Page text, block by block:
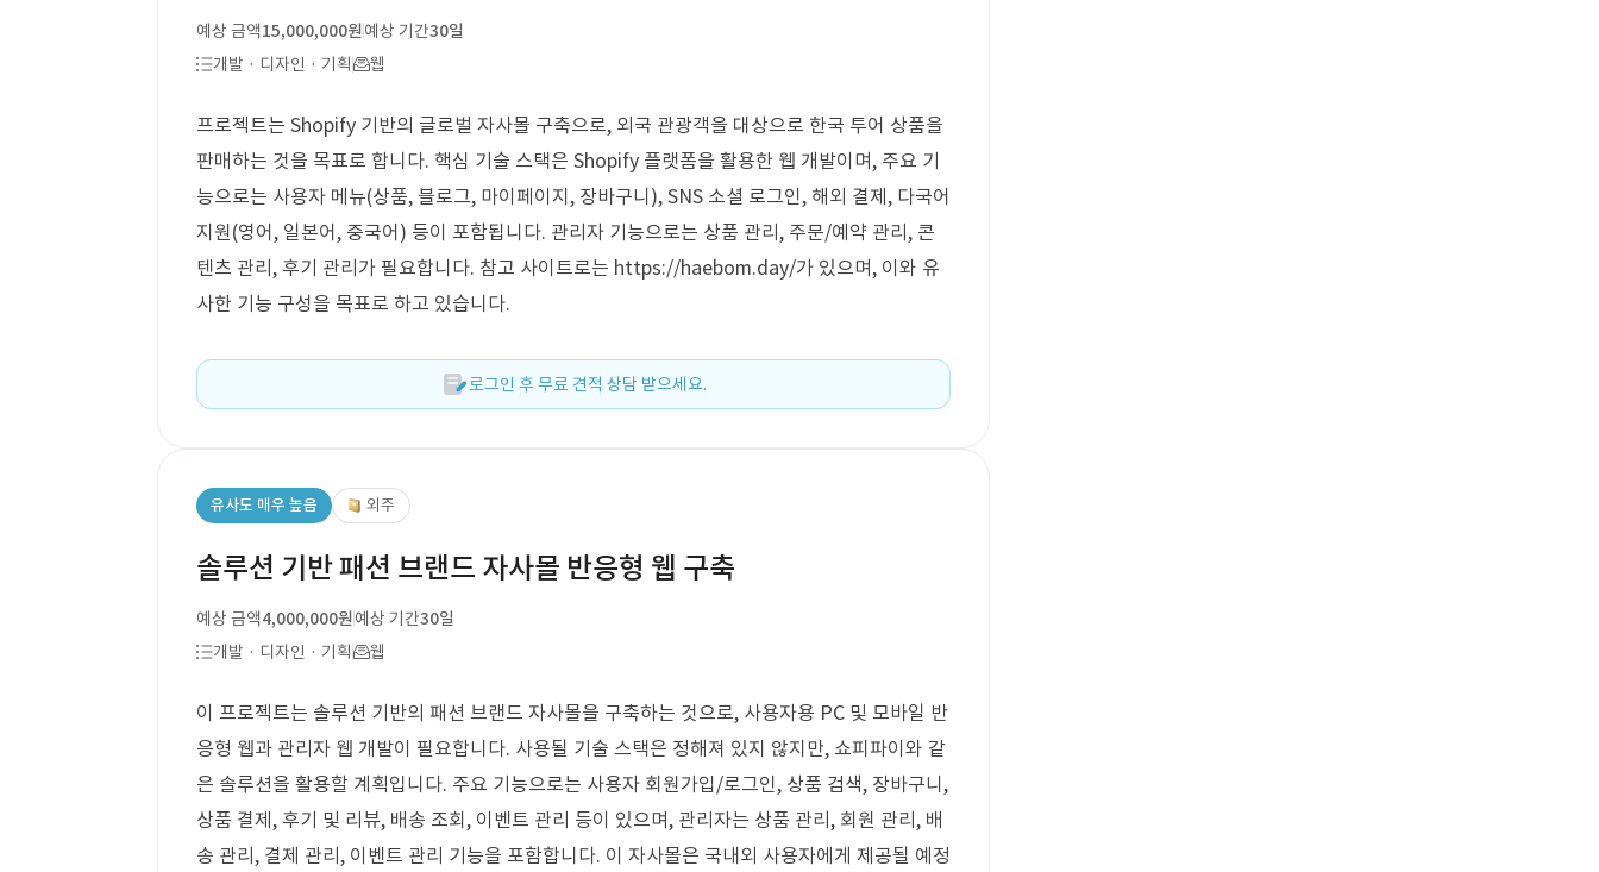
예상 금액15,000,000원예상 기간30일
개발 · 디자인 · 기획
웹
프로젝트는 Shopify 기반의 글로벌 자사몰 구축으로, 외국 관광객을 대상으로 한국 투어 상품을
판매하는 것을 목표로 합니다. 핵심 기술 스택은 Shopify 플랫폼을 활용한 웹 개발이며, 주요 기
능으로는 사용자 메뉴(상품, 블로그, 마이페이지, 장바구니), SNS 소셜 로그인, 해외 결제, 다국어
지원(영어, 일본어, 중국어) 등이 포함됩니다. 관리자 기능으로는 상품 관리, 주문/예약 관리, 콘
텐츠 관리, 후기 관리가 필요합니다. 참고 사이트로는 https://haebom.day/가 있으며, 이와 유
사한 기능 구성을 목표로 하고 있습니다.
로그인 후 무료 견적 상담 받으세요.
유사도 매우 높음 외주
솔루션 기반 패션 브랜드 자사몰 반응형 웹 구축
예상 금액4,000,000원예상 기간30일
개발 · 디자인 · 기획
웹
이 프로젝트는 솔루션 기반의 패션 브랜드 자사몰을 구축하는 것으로, 사용자용 PC 및 모바일 반
응형 웹과 관리자 웹 개발이 필요합니다. 사용될 기술 스택은 정해져 있지 않지만, 쇼피파이와 같
은 솔루션을 활용할 계획입니다. 주요 기능으로는 사용자 회원가입/로그인, 상품 검색, 장바구니,
상품 결제, 후기 및 리뷰, 배송 조회, 이벤트 관리 등이 있으며, 관리자는 상품 관리, 회원 관리, 배
송 관리, 결제 관리, 이벤트 관리 기능을 포함합니다. 이 자사몰은 국내외 사용자에게 제공될 예정